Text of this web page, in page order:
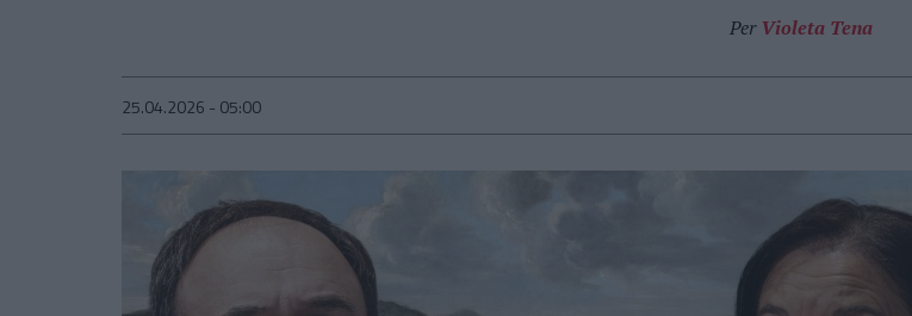
Per Violeta Tena
25.04.2026 - 05:00